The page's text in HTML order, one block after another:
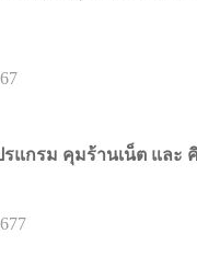
รแกรม คุมร้านเน็ต และ